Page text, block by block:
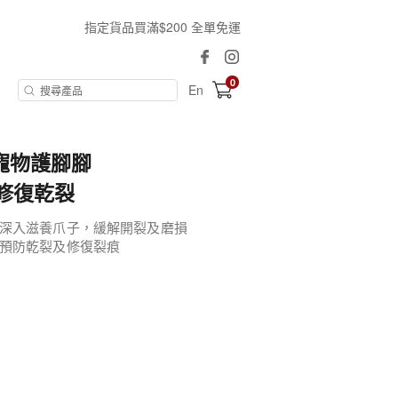
指定貨品買滿$200 全單免運
En 0
物護腳腳
復乾裂
入滋養爪子，緩解開裂及磨損
防乾裂及修復裂痕